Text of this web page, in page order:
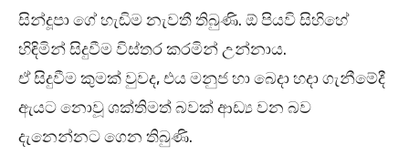
සින්දූපා ගේ හැඬිම නැවතී තිබුණි. ඕ පියවි සිහිහේ
හිඳිමින් සිදුවීම විස්තර කරමින් උන්නාය.
ඒ සිදුවීම කුමක් වුවද, එය මනුජ හා බෙදා හදා ගැනීමේදී
ඇයට නොවූ ශක්තිමත් බවක් ආඩ්‍ය වන බව
දැනෙන්නට ගෙන තිබුණි.